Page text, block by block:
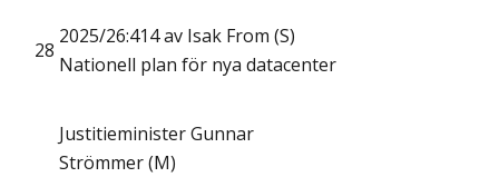
28
2025/26:414 av Isak From (S)
Nationell plan för nya datacenter
Justitieminister Gunnar
Strömmer (M)